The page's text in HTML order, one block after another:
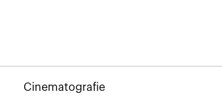
Cinematografie